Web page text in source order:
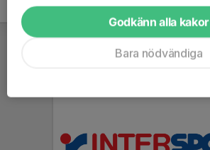
Godkänn alla kakor
Bara nödvändiga